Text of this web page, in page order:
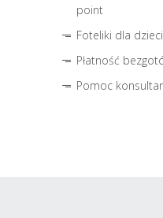
point
Foteliki dla
Płatność
Pomoc